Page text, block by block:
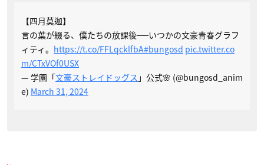
【四月莫迦】
言の葉が綴る、僕たちの放課後──いつかの文豪青春グラフ
ィティ。 https://t.co/FFLqcklfbA#bungosd pic.twitter.co
m/CTxVOf0USX
— 学園「文豪ストレイドッグス 」公式🌸 (@bungosd_anim
e) March 31, 2024